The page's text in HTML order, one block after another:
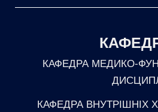
КАФЕДРА МЕДИКО-
КАФЕДРА ВНУТРІШНІХ